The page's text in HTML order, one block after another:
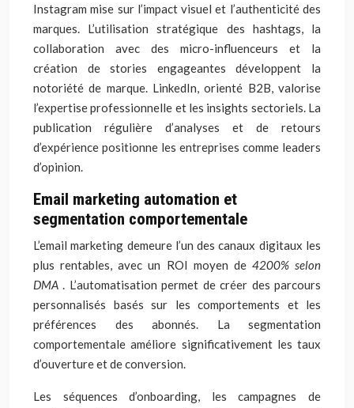
Instagram mise sur l’impact visuel et l’authenticité des
marques. L’utilisation stratégique des hashtags, la
collaboration avec des micro-influenceurs et la
création de stories engageantes développent la
notoriété de marque. LinkedIn, orienté B2B, valorise
l’expertise professionnelle et les insights sectoriels. La
publication régulière d’analyses et de retours
d’expérience positionne les entreprises comme leaders
d’opinion.
Email marketing automation et
segmentation comportementale
L’email marketing demeure l’un des canaux digitaux les
plus rentables, avec un ROI moyen de 4200% selon
DMA. L’automatisation permet de créer des parcours
personnalisés basés sur les comportements et les
préférences des abonnés. La segmentation
comportementale améliore significativement les taux
d’ouverture et de conversion.
Les séquences d’onboarding, les campagnes de